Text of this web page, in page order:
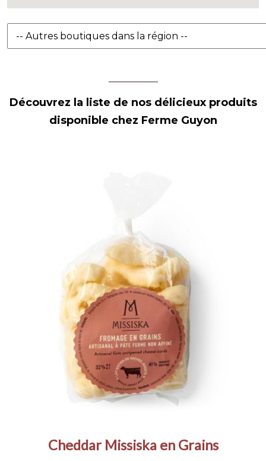
Découvrez la liste de nos délicieux produits
disponible chez Ferme Guyon
Cheddar Missiska en Grains